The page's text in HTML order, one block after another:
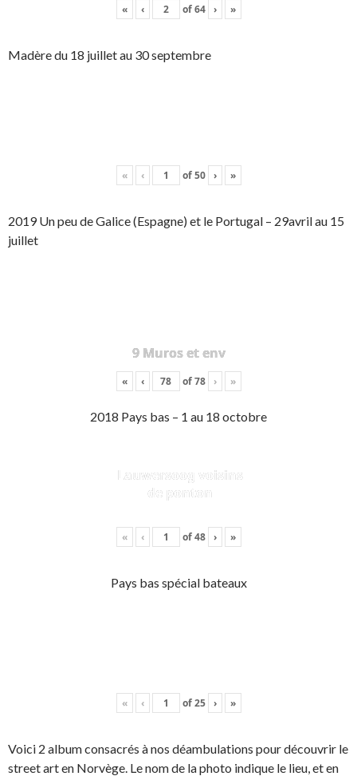
« ‹ of64 › »
Madère du 18 juillet au 30 septembre
« ‹ of50 › »
2019 Un peu de Galice (Espagne) et le Portugal – 29avril au 15
juillet
9 Muros et env
« ‹ of78 › »
2018 Pays bas – 1 au 18 octobre
Lauwersoog voisins
de ponton
« ‹ of48 › »
Pays bas spécial bateaux
« ‹ of25 › »
Voici 2 album consacrés à nos déambulations pour découvrir le
street art en Norvège. Le nom de la photo indique le lieu, et en